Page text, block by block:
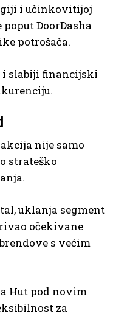
i učinkovitijoj
DoorDasha
potrošača.
i slabiji financijski
nije samo
strateško
uklanja segment
očekivane
s većim
Hut pod novim
za